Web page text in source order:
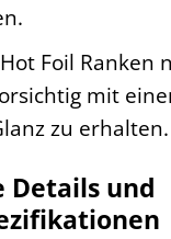
Foil Ranken
mit
zu erhalten.
Details und